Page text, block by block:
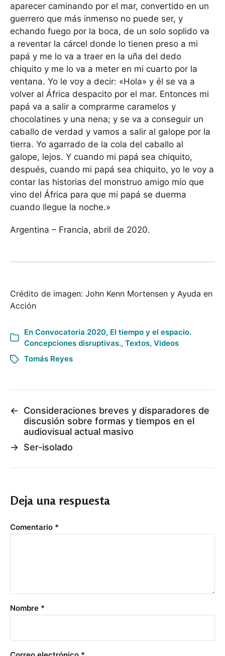
aparecer caminando por el mar, convertido en un
guerrero que más inmenso no puede ser, y
echando fuego por la boca, de un solo soplido va
a reventar la cárcel donde lo tienen preso a mi
papá y me lo va a traer en la uña del dedo
chiquito y me lo va a meter en mi cuarto por la
ventana. Yo le voy a decir: «Hola» y él se va a
volver al África despacito por el mar. Entonces mi
papá va a salir a comprarme caramelos y
chocolatines y una nena; y se va a conseguir un
caballo de verdad y vamos a salir al galope por la
tierra. Yo agarrado de la cola del caballo al
galope, lejos. Y cuando mi papá sea chiquito,
después, cuando mi papá sea chiquito, yo le voy a
contar las historias del monstruo amigo mío que
vino del África para que mi papá se duerma
cuando llegue la noche.»
Argentina – Francia, abril de 2020.
Crédito de imagen: John Kenn Mortensen y Ayuda en
Acción
En Convocatoria 2020, El tiempo y el espacio.
Concepciones disruptivas., Textos, Videos
Tomás Reyes
←
Consideraciones breves y disparadores de
discusión sobre formas y tiempos en el
audiovisual actual masivo
→ Ser-isolado
Deja una respuesta
Comentario *
Nombre *